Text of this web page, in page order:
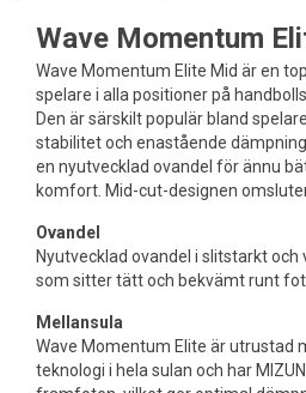
Wave Momentum
Wave Momentum Elite Mid är en
spelare i alla positioner på
Den är särskilt populär bland
stabilitet och enastående
en nyutvecklad ovandel för ännu
komfort. Mid-cut-designen
Ovandel
Nyutvecklad ovandel i slitstarkt och
som sitter tätt och bekvämt runt
Mellansula
Wave Momentum Elite är utrustad
teknologi i hela sulan och har